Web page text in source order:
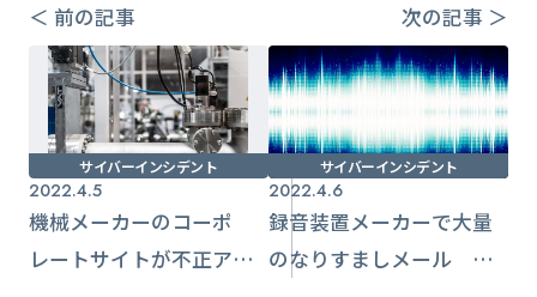
＜ 前の記事 次の記事 ＞
サイバーインシデント
2022.4.5
機械メーカーのコーポ
レートサイトが不正アク
サイバーインシデント
2022.4.6
録音装置メーカーで大量
のなりすましメール